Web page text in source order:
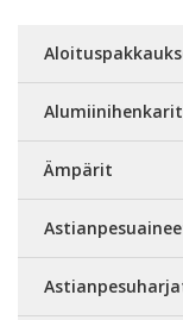
Alumiinihenkarit
Ämpärit